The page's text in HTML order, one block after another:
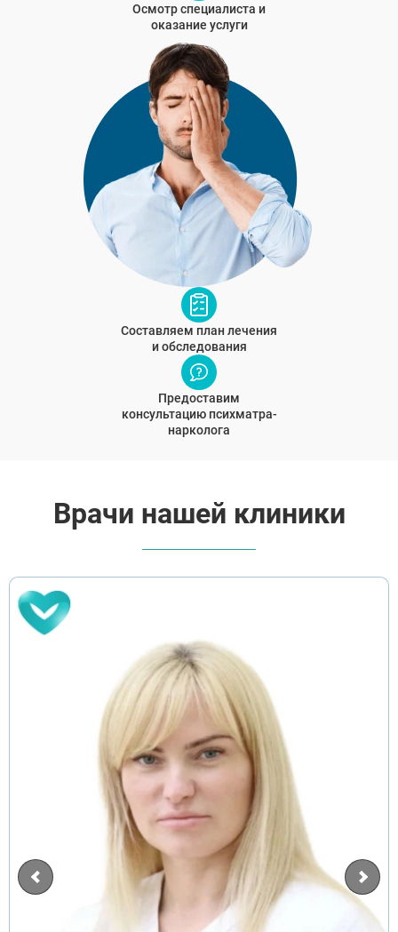
Осмотр специалиста и
оказание услуги
Составляем план лечения
и обследования
Предоставим
консультацию психматра-
нарколога
Врачи нашей клиники
ВЫБРАТЬ ГОРОД
Воскресенск
Долгопрудный
Домодедово
Ивантеевка
Клин